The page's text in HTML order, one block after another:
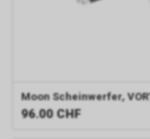
Moon Scheinwerfer,
96.00 CHF